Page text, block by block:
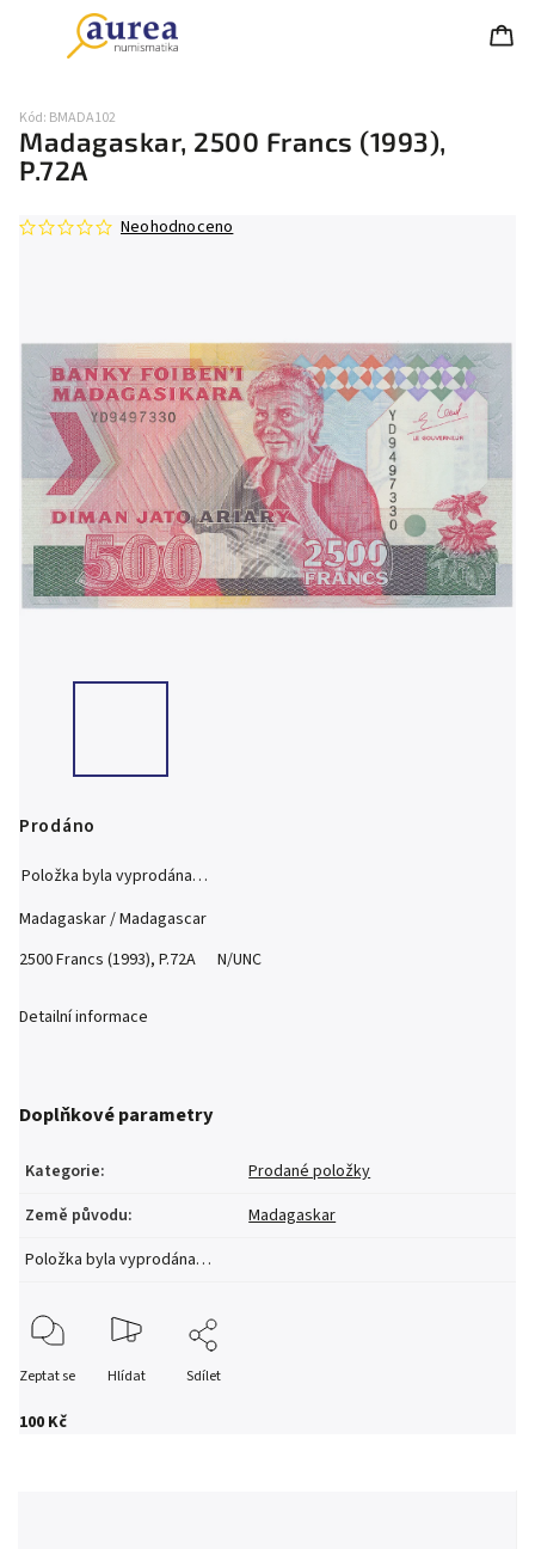
Madagaskar, 2500 Francs (1993),
P.72A
Kód: BMADA102
Neohodnoceno
100 Kč
Prodáno
Položka byla vyprodána…
Madagaskar / Madagascar
2500 Francs (1993), P.72A N/UNC
Detailní informace
Doplňkové parametry
Kategorie:
Prodané položky
Země původu:
Madagaskar
Položka byla vyprodána…
Zeptat se Hlídat Sdílet